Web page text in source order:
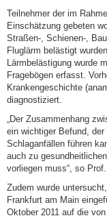
Teilnehmer der im
Einschätzung gebeten
Straßen-, Schienen-,
Fluglärm belästigt
Lärmbelästigung wurde
Fragebögen erfasst.
Krankengeschichte
diagnostiziert.
„Der Zusammenhang
ein wichtiger Befund,
Schlaganfällen führen
auch zu
vorliegen muss“, so Prof.
Zudem wurde
Frankfurt am Main
Oktober 2011 auf die